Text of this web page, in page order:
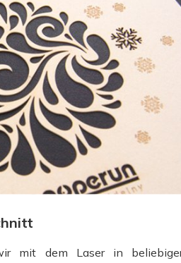
mit dem Laser in